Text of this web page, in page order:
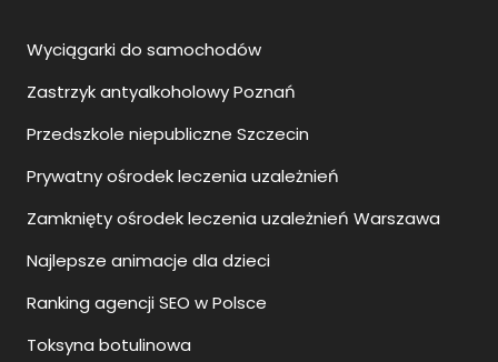
Wyciągarki do samochodów
Zastrzyk antyalkoholowy Poznań
Przedszkole niepubliczne Szczecin
Prywatny ośrodek leczenia uzależnień
Zamknięty ośrodek leczenia uzależnień Warszawa
Najlepsze animacje dla dzieci
Ranking agencji SEO w Polsce
Toksyna botulinowa